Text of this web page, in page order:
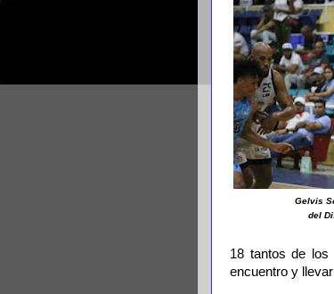
Gelvis
del
18 tantos de los
encuentro y